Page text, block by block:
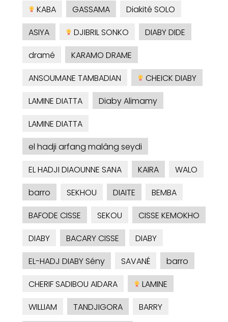
KABA
GASSAMA
Diakité SOLO
ASIYA
DJIBRIL SONKO
DIABY DIDE
dramé
KARAMO DRAME
ANSOUMANE TAMBADIAN
CHEICK DIABY
LAMINE DIATTA
Diaby Alimamy
LAMINE DIATTA
el hadji arfang malâng seydi
EL HADJI DIAOUNNE SANA
KAIRA
WALO
barro
SEKHOU DIAITE
BEMBA
BAFODE CISSE
SEKOU
CISSE KEMOKHO
DIABY
BACARY CISSE
DIABY
EL-HADJ DIABY Sény
SAVANÉ
barro
CHERIF SADIBOU AIDARA
LAMINE
WILLIAM
TANDJIGORA
BARRY